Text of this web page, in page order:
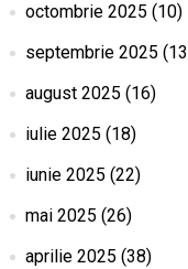
octombrie 2025 (10)
septembrie 2025
august 2025 (16)
iulie 2025 (18)
iunie 2025 (22)
mai 2025 (26)
aprilie 2025 (38)